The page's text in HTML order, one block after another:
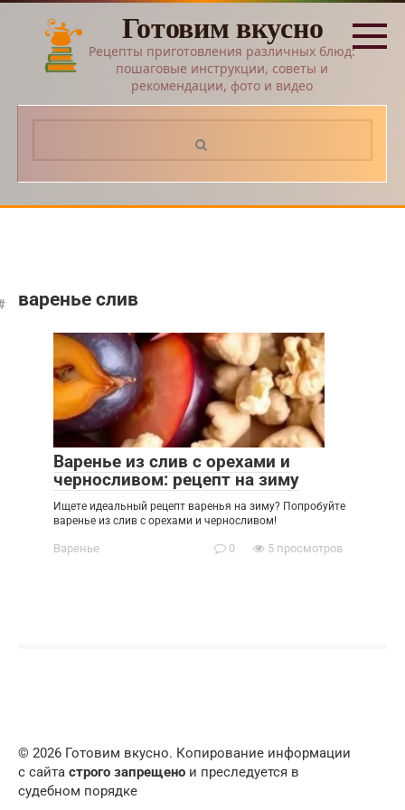
Перейти
контенту
Готовим вкусно
Рецепты приготовления различных блюд:
пошаговые инструкции, советы и
рекомендации, фото и видео
варенье слив
Варенье из слив с орехами и
черносливом: рецепт на зиму
Ищете идеальный рецепт варенья на зиму? Попробуйте
варенье из слив с орехами и черносливом!
Варенье 0 5 просмотров
© 2026 Готовим вкусно. Копирование информации
с сайта строго запрещено и преследуется в
судебном порядке